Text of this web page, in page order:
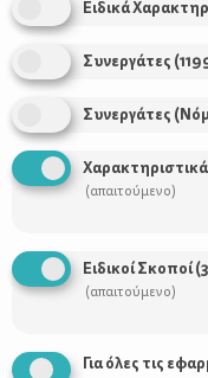
Ειδικά
Συνεργάτες (
Συνεργάτες
Χαρακτηριστικά
(απαιτούμενο)
Ειδικοί Σκοποί(3
(απαιτούμενο)
Για όλες τις